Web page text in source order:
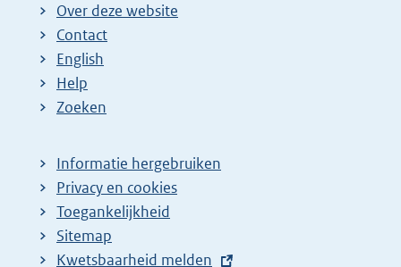
Over deze website
Contact
English
Help
Zoeken
Informatie hergebruiken
Privacy en cookies
Toegankelijkheid
Sitemap
E
Kwetsbaarheid melden